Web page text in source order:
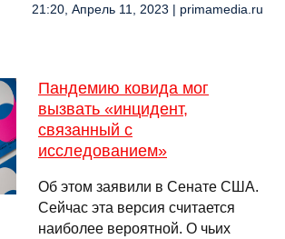
21:20, Апрель 11, 2023 | primamedia.ru
Пандемию ковида мог
вызвать «инцидент,
связанный с
исследованием»
Об этом заявили в Сенате США.
Сейчас эта версия считается
наиболее вероятной. О чьих